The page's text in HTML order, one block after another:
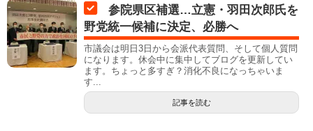
参院県区補選…立憲・羽田次郎氏を
野党統一候補に決定、必勝へ
市議会は明日3日から会派代表質問、そして個人質問
になります。休会中に集中してブログを更新してい
ます。ちょっと多すぎ？消化不良になっちゃいま
す...
記事を読む